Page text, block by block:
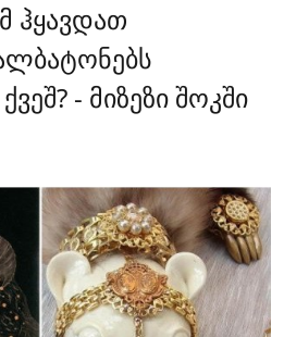
ჰყავდათ
- მიზეზი შოკში